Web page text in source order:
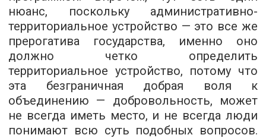
нюанс, поскольку административно-
территориальное устройство — это все же
прерогатива государства, именно оно
должно четко определить
территориальное устройство, потому что
эта безграничная добрая воля к
объединению — добровольность, может
не всегда иметь место, и не всегда люди
понимают всю суть подобных вопросов.